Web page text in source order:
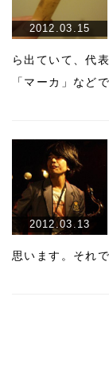
2012.03.15
ら出ていて、代
「マーカ」など
2012.03.13
思います。それ